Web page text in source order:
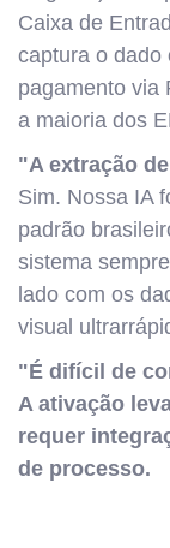
Caixa de
captura o dado
pagamento via
a maioria dos
"A extração
Sim. Nossa IA
padrão
sistema
lado com os
visual
"É difícil de
A ativação
requer
de processo.